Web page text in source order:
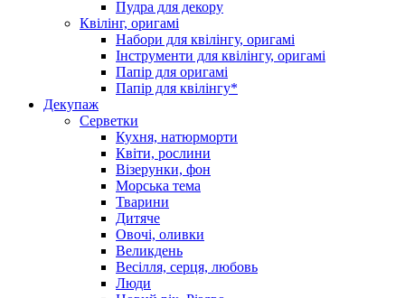
Пудра для декору
Квілінг, оригамі
Набори для квілінгу, оригамі
Інструменти для квілінгу, оригамі
Папір для оригамі
Папір для квілінгу*
Декупаж
Серветки
Кухня, натюрморти
Квіти, рослини
Візерунки, фон
Морська тема
Тварини
Дитяче
Овочі, оливки
Великдень
Весілля, серця, любовь
Люди